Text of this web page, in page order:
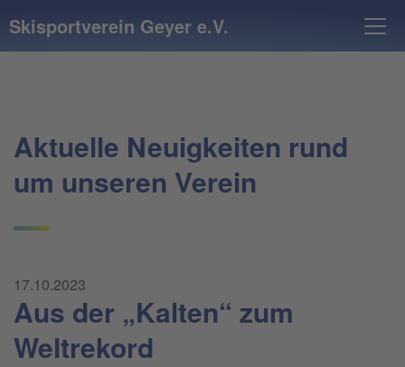
Skisportverein Geyer e.V.
Aktuelle Neuigkeiten rund
um unseren Verein
Aus der „Kalten“ zum
Weltrekord
17.10.2023